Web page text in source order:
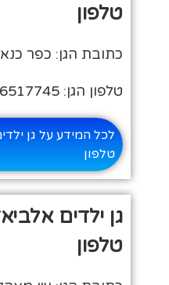
טלפון
כתובת הגן: כפר
טלפון הגן: 04-6517745
לכל המידע על גן
טלפון
טלפון